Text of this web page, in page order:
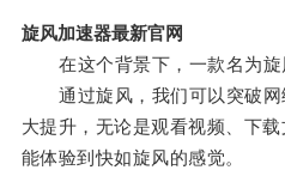
旋风加速器最新官网
在这个背景下，一款名为旋
通过旋风，我们可以突破网
大提升，无论是观看视频、下
能体验到快如旋风的感觉。